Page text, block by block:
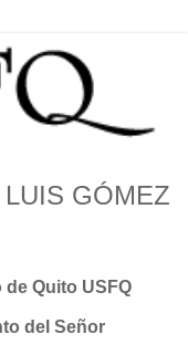
GÓMEZ
Quito USFQ
del Señor